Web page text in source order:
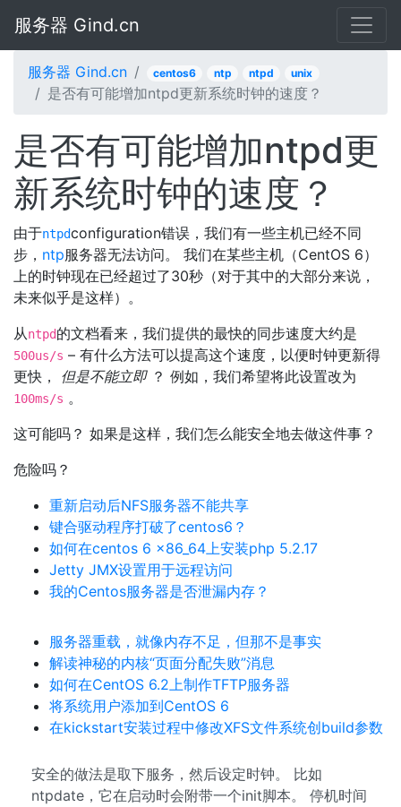
服务器 Gind.cn
服务器 Gind.cn centos6 ntp ntpd unix
是否有可能增加ntpd更新系统时钟的速度？
是否有可能增加ntpd更
新系统时钟的速度？
由于ntpdconfiguration错误，我们有一些主机已经不同
步， ntp服务器无法访问。 我们在某些主机（CentOS 6）
上的时钟现在已经超过了30秒（对于其中的大部分来说，
未来似乎是这样）。
从ntpd的文档看来，我们提供的最快的同步速度大约是
500us/s – 有什么方法可以提高这个速度，以便时钟更新得
更快， 但是不能立即？ 例如，我们希望将此设置改为
100ms/s 。
这可能吗？ 如果是这样，我们怎么能安全地去做这件事？
危险吗？
重新启动后NFS服务器不能共享
键合驱动程序打破了centos6？
如何在centos 6 x86_64上安装php 5.2.17
Jetty JMX设置用于远程访问
我的Centos服务器是否泄漏内存？
服务器重载，就像内存不足，但那不是事实
解读神秘的内核“页面分配失败”消息
如何在CentOS 6.2上制作TFTP服务器
将系统用户添加到CentOS 6
在kickstart安装过程中修改XFS文件系统创build参数
安全的做法是取下服务，然后设定时钟。 比如
ntpdate，它在启动时会附带一个init脚本。 停机时间